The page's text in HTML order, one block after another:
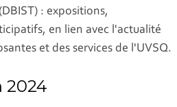
: expositions,
en lien avec l'actualité
et des services de l'UVSQ.
2024